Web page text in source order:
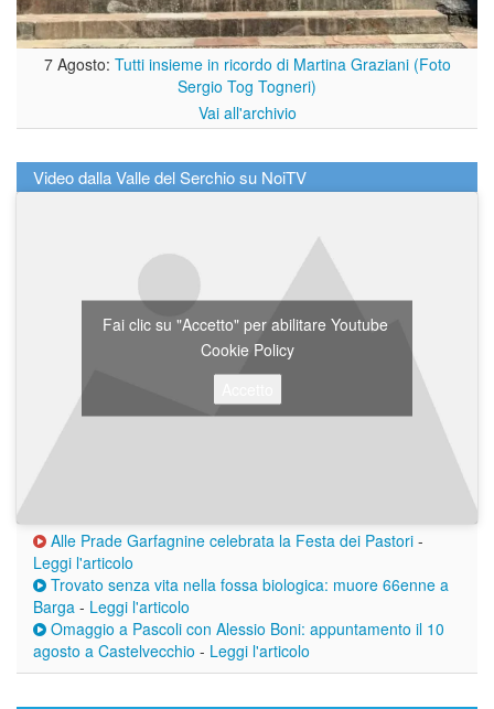
7 Agosto: Tutti insieme in ricordo di Martina Graziani (Foto
Sergio Tog Togneri)
Vai all'archivio
Video dalla Valle del Serchio su NoiTV
Fai clic su "Accetto" per abilitare Youtube
Cookie Policy
Alle Prade Garfagnine celebrata la Festa dei Pastori -
Leggi l'articolo
Trovato senza vita nella fossa biologica: muore 66enne a
Barga - Leggi l'articolo
Omaggio a Pascoli con Alessio Boni: appuntamento il 10
agosto a Castelvecchio - Leggi l'articolo